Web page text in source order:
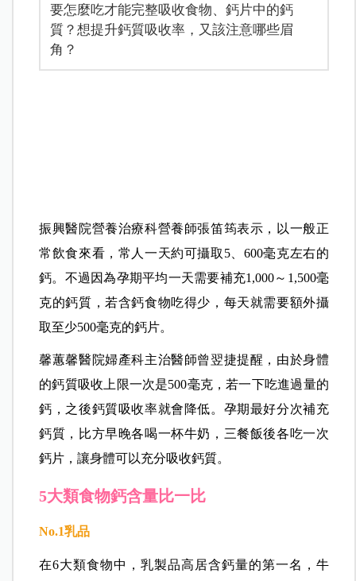
要怎麼吃才能完整吸收食物、鈣片中的鈣
質？想提升鈣質吸收率，又該注意哪些眉
角？
振興醫院營養治療科營養師張笛筠表示，以一般正
常飲食來看，常人一天約可攝取5、600毫克左右的
鈣。不過因為孕期平均一天需要補充1,000～1,500毫
克的鈣質，若含鈣食物吃得少，每天就需要額外攝
的鈣質吸收上限一次是500毫克，若一下吃進過量的
鈣，之後鈣質吸收率就會降低。孕期最好分次補充